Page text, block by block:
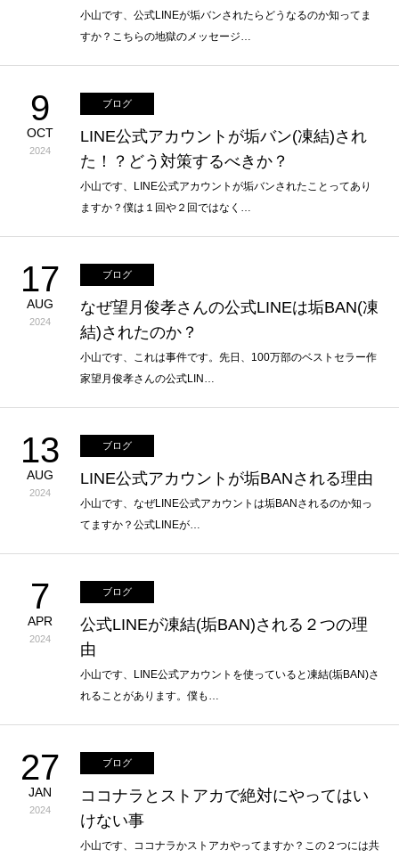
小山です、公式LINEが垢バンされたらどうなるのか知ってま
すか？こちらの地獄のメッセージ…
9
OCT
2024
ブログ
LINE公式アカウントが垢バン(凍結)され
た！？どう対策するべきか？
小山です、LINE公式アカウントが垢バンされたことってあり
ますか？僕は１回や２回ではなく…
17
AUG
2024
ブログ
なぜ望月俊孝さんの公式LINEは垢BAN(凍
結)されたのか？
小山です、これは事件です。先日、100万部のベストセラー作
家望月俊孝さんの公式LIN…
13
AUG
2024
ブログ
LINE公式アカウントが垢BANされる理由
小山です、なぜLINE公式アカウントは垢BANされるのか知っ
てますか？公式LINEが…
7
APR
2024
ブログ
公式LINEが凍結(垢BAN)される２つの理
由
小山です、LINE公式アカウントを使っていると凍結(垢BAN)さ
れることがあります。僕も…
27
JAN
2024
ブログ
ココナラとストアカで絶対にやってはい
けない事
小山です、ココナラかストアカやってますか？この２つには共